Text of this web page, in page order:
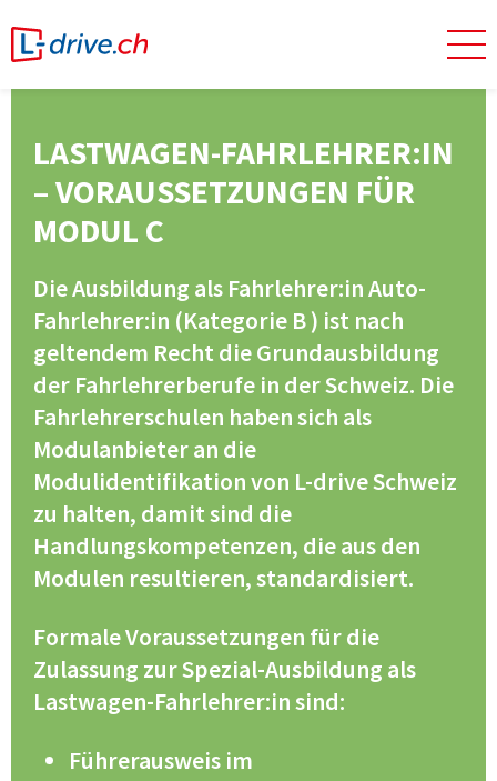
LASTWAGEN-FAHRLEHRER:IN
– VORAUSSETZUNGEN FÜR
MODUL C
Die Ausbildung als Fahrlehrer:in Auto-
Fahrlehrer:in (Kategorie B ) ist nach
geltendem Recht die Grundausbildung
der Fahrlehrerberufe in der Schweiz. Die
Fahrlehrerschulen haben sich als
Modulanbieter an die
Modulidentifikation von L-drive Schweiz
zu halten, damit sind die
Handlungskompetenzen, die aus den
Modulen resultieren, standardisiert.
Formale Voraussetzungen für die
Zulassung zur Spezial-Ausbildung als
Lastwagen-Fahrlehrer:in sind:
Führerausweis im